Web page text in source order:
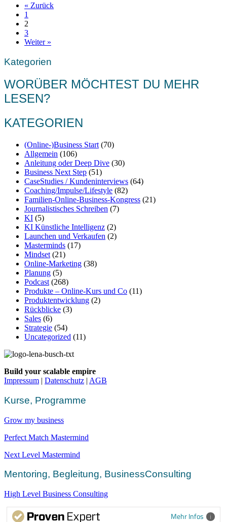
« Zurück
1
2
3
Weiter »
Kategorien
WORÜBER MÖCHTEST DU MEHR
LESEN?
KATEGORIEN
(Online-)Business Start (70)
Allgemein (106)
Anleitung oder Deep Dive (30)
Business Next Step (51)
CaseStudies / Kundeninterviews (64)
Coaching/Impulse/Lifestyle (82)
Familien-Online-Business-Kongress (21)
Journalistisches Schreiben (7)
KI (5)
KI Künstliche Intelligenz (2)
Launchen und Verkaufen (2)
Masterminds (17)
Mindset (21)
Online-Marketing (38)
Planung (5)
Podcast (268)
Produkte – Online-Kurs und Co (11)
Produktentwicklung (2)
Rückblicke (3)
Sales (6)
Strategie (54)
Uncategorized (11)
Build your scalable empire
Impressum | Datenschutz | AGB
Kurse, Programme
Grow my business
Perfect Match Mastermind
Next Level Mastermind
Mentoring, Begleitung, BusinessConsulting
High Level Business Consulting
Mehr Infos